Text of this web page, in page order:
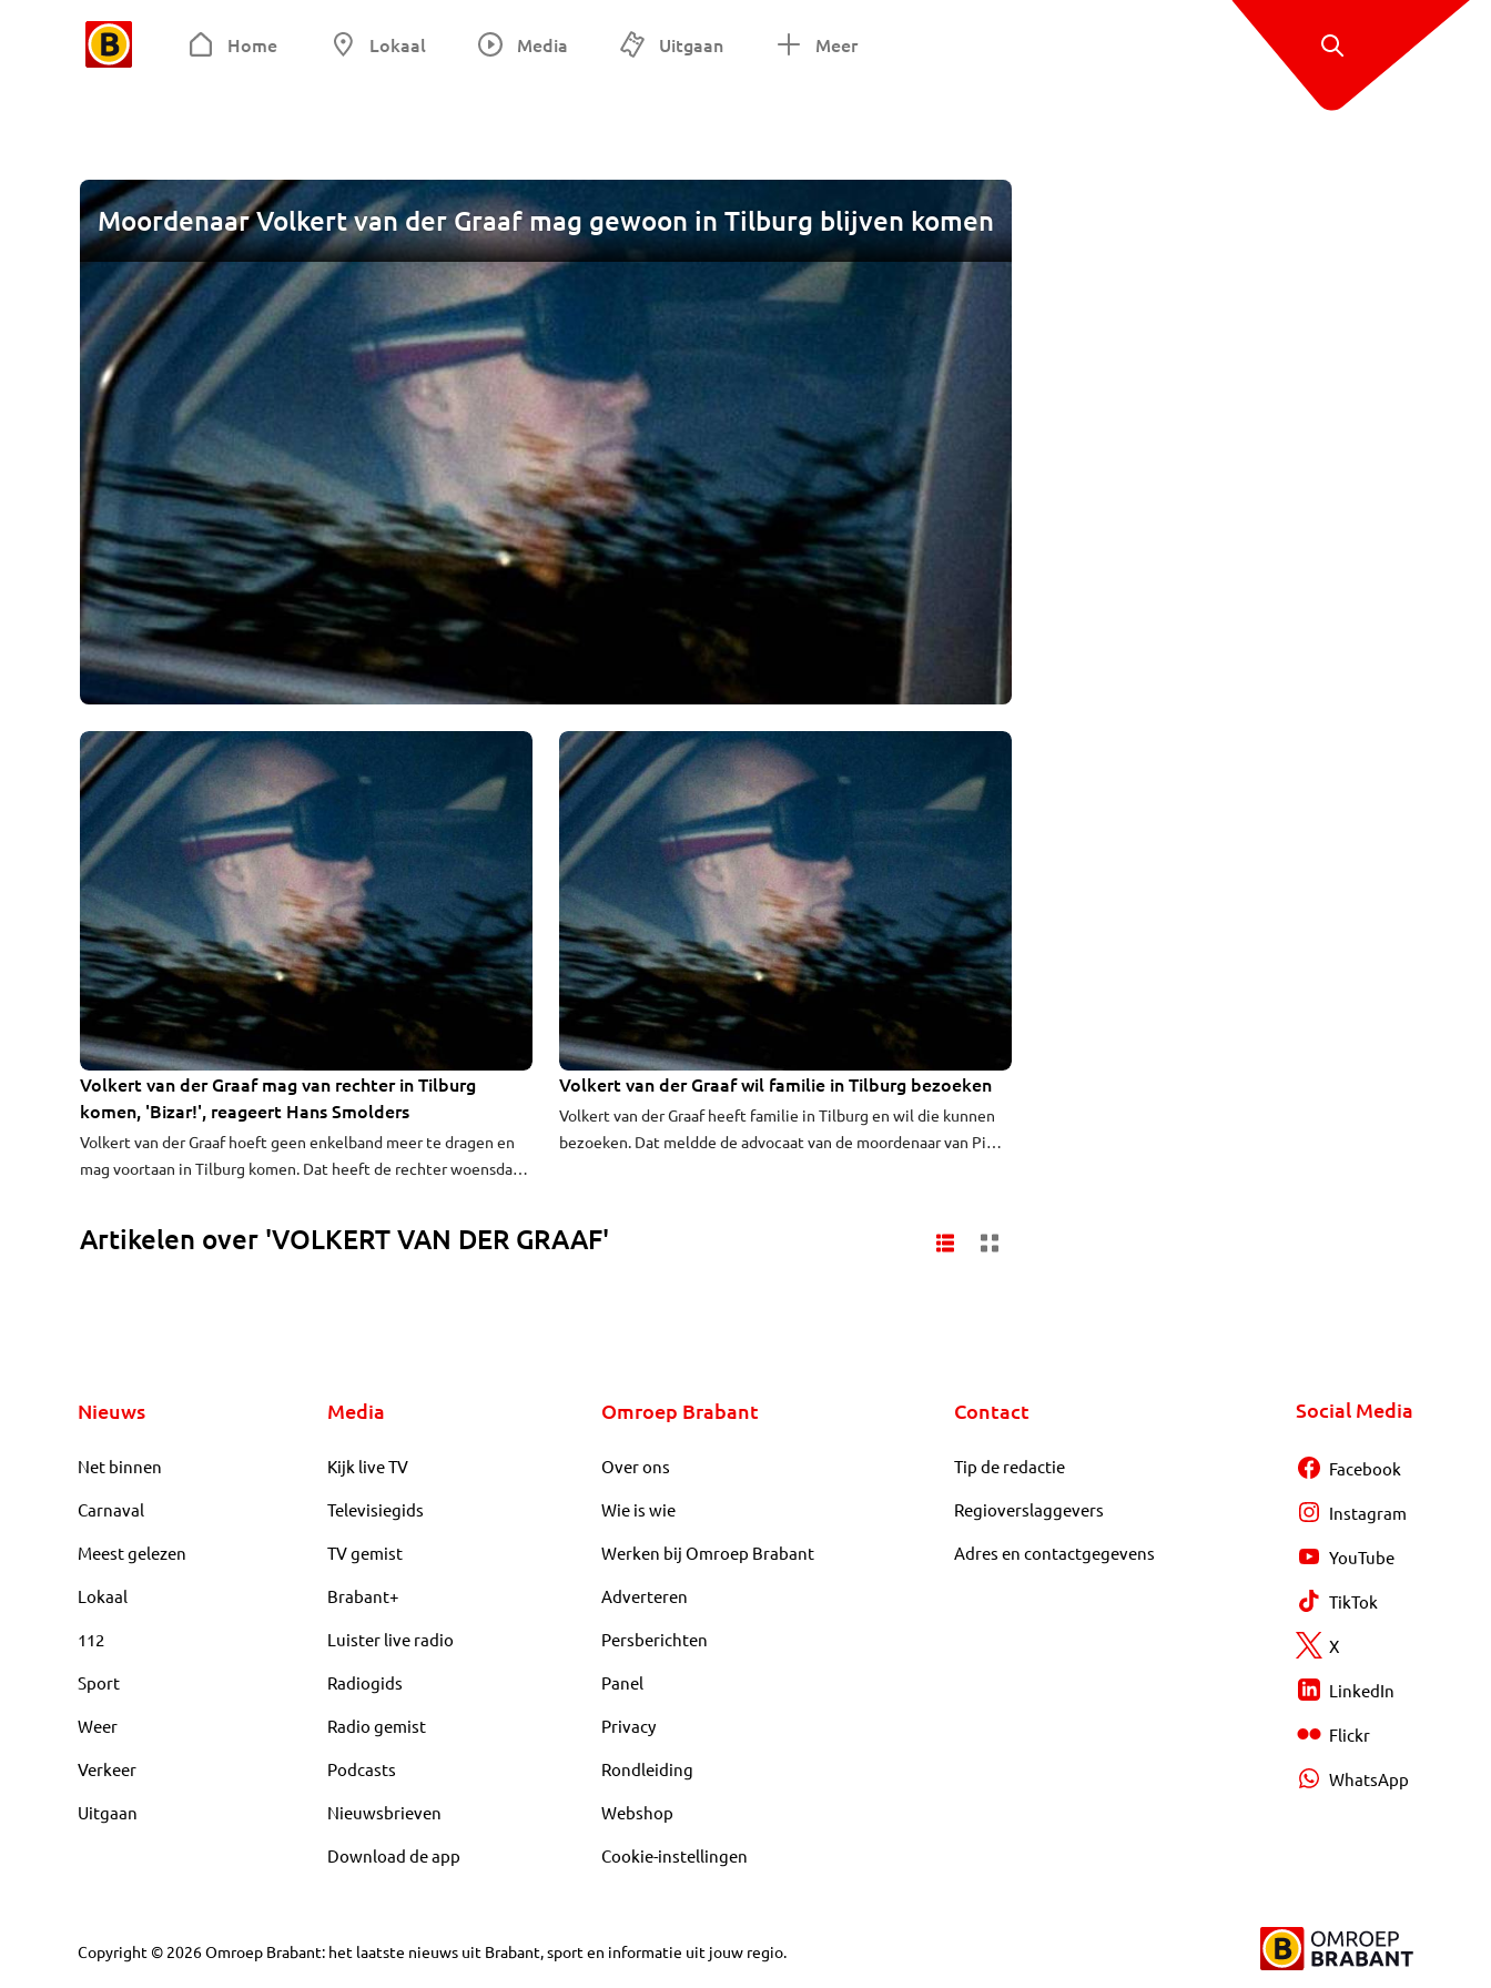
Home Lokaal Media Uitgaan Meer
Moordenaar Volkert van der Graaf mag gewoon in Tilburg blijven komen
Volkert van der Graaf mag van rechter in Tilburg
komen, 'Bizar!', reageert Hans Smolders
Volkert van der Graaf hoeft geen enkelband meer te dragen en
mag voortaan in Tilburg komen. Dat heeft de rechter woensdag
Volkert van der Graaf wil familie in Tilburg bezoeken
Volkert van der Graaf heeft familie in Tilburg en wil die kunnen
bezoeken. Dat meldde de advocaat van de moordenaar van Pim
Artikelen over 'VOLKERT VAN DER GRAAF'
Nieuws
Net binnen
Carnaval
Meest gelezen
Lokaal
112
Sport
Weer
Verkeer
Uitgaan
Media
Kijk live TV
Televisiegids
TV gemist
Brabant+
Luister live radio
Radiogids
Radio gemist
Podcasts
Nieuwsbrieven
Download de app
Omroep Brabant
Over ons
Wie is wie
Werken bij Omroep Brabant
Adverteren
Persberichten
Panel
Privacy
Rondleiding
Webshop
Cookie-instellingen
Contact
Tip de redactie
Regioverslaggevers
Adres en contactgegevens
Social Media
Facebook
Instagram
YouTube
TikTok
X
LinkedIn
Flickr
WhatsApp
Copyright © 2026Omroep Brabant: het laatste nieuws uit Brabant, sport en informatie uit jouw regio.